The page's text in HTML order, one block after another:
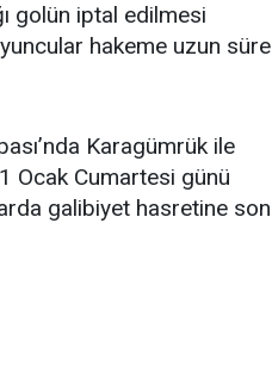
golün iptal edilmesi
hakeme uzun süre
Karagümrük ile
Ocak Cumartesi günü
galibiyet hasretine son